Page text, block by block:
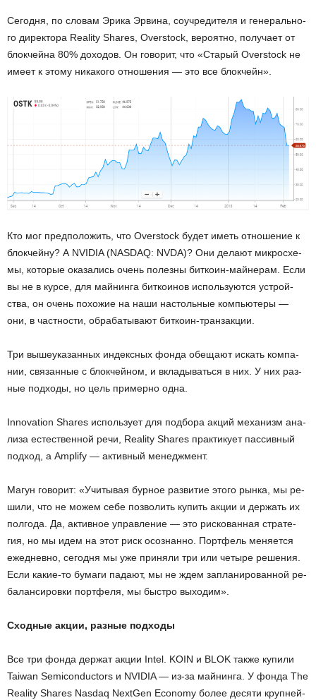
Се­год­ня, по сло­вам Эрика Эр­ви­на, со­учре­ди­те­ля и ге­не­раль­но­
го ди­рек­то­ра Reality Shares, Overstock, ве­ро­ят­но, по­лу­ча­ет от
блок­чей­на 80% до­хо­дов. Он го­во­рит, что «Ста­рый Overstock не
имеет к этому ни­ка­ко­го от­но­ше­ния — это все блок­чейн».
Кто мог пред­по­ло­жить, что Overstock будет иметь от­но­ше­ние к
блок­чей­ну? А NVIDIA (NASDAQ: NVDA)? Они де­ла­ют мик­ро­схе­
мы, ко­то­рые ока­за­лись очень по­лез­ны бит­ко­ин-май­не­рам. Если
вы не в курсе, для май­нин­га бит­ко­и­нов ис­поль­зу­ют­ся устрой­
ства, он очень по­хо­жие на наши на­столь­ные ком­пью­те­ры —
они, в част­но­сти, об­ра­ба­ты­ва­ют бит­ко­ин-тран­зак­ции.
Три вы­ше­ука­зан­ных ин­декс­ных фонда обе­ща­ют ис­кать ком­па­
нии, свя­зан­ные с блок­чей­ном, и вкла­ды­вать­ся в них. У них раз­
ные под­хо­ды, но цель при­мер­но одна.
Innovation Shares ис­поль­зу­ет для под­бо­ра акций ме­ха­низм ана­
ли­за есте­ствен­ной речи, Reality Shares прак­ти­ку­ет пас­сив­ный
под­ход, а Amplify — ак­тив­ный ме­недж­мент.
Магун го­во­рит: «Учи­ты­вая бур­ное раз­ви­тие этого рынка, мы ре­
ши­ли, что не можем себе поз­во­лить ку­пить акции и дер­жать их
пол­го­да. Да, ак­тив­ное управ­ле­ние — это рис­ко­ван­ная стра­те­
гия, но мы идем на этот риск осо­знан­но. Порт­фель ме­ня­ет­ся
еже­днев­но, се­год­ня мы уже при­ня­ли три или че­ты­ре ре­ше­ния.
Если ка­кие-то бу­ма­ги па­да­ют, мы не ждем за­пла­ни­ро­ван­ной ре­
ба­лан­си­ров­ки порт­фе­ля, мы быст­ро вы­хо­дим».
Сходные акции, разные подходы
Все три фонда дер­жат акции Intel. KOIN и BLOK также ку­пи­ли
Taiwan Semiconductors и NVIDIA — из-за май­нин­га. У фонда The
Reality Shares Nasdaq NextGen Economy более де­ся­ти круп­ней­